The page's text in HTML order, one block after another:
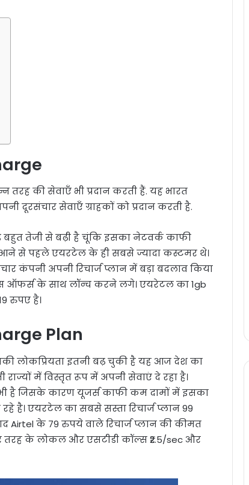
की सेवाएँ भी प्रदान करती हैं. यह भारत
दूरसंचार सेवाएँ ग्राहकों को प्रदान करती है.
बहुत तेजी से बढ़ी है चूंकि इसका नेटवर्क काफी
के आने से पहले एयरटेल के ही सबसे ज्यादा कस्टमर थे।
कंपनी अपनी रिचार्ज प्लान में बड़ा बदलाव किया
ऑफर्स के साथ लॉन्च करने लगे। एयरेटल का 1gb
रुपए है।
Plan
लोकप्रियता इतनी बढ़ चुकी है यह आज देश का
में विस्तृत रूप में अपनी सेवाएं दे रहा है।
है जिसके कारण यूजर्स काफी कम दामों में इसका
है। एयरटेल का सबसे सस्ता रिचार्ज प्लान 99
Airtel के 79 रुपये वाले रिचार्ज प्लान की कीमत
तरह के लोकल और एसटीडी कॉल्स ₹2.5/sec और